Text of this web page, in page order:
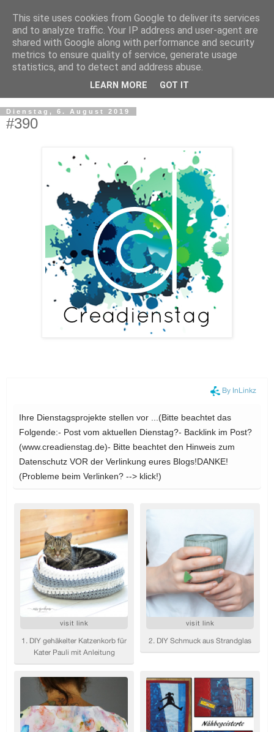
Dienstag, 6. August 2019
#390
This site uses cookies from Google to deliver its services
and to analyze traffic. Your IP address and user-agent are
shared with Google along with performance and security
metrics to ensure quality of service, generate usage
statistics, and to detect and address abuse.
LEARN MORE GOT IT